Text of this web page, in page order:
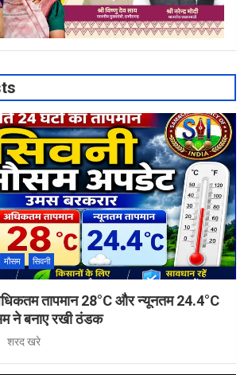
मौसम सिवनी
तापमान 28°C और न्यूनतम 24.4°C
ने बनाए रखी ठंडक
शरद खरे